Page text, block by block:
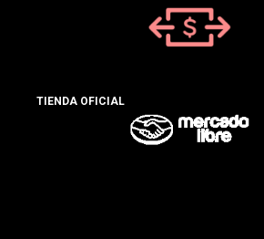
TIENDA OFICIAL